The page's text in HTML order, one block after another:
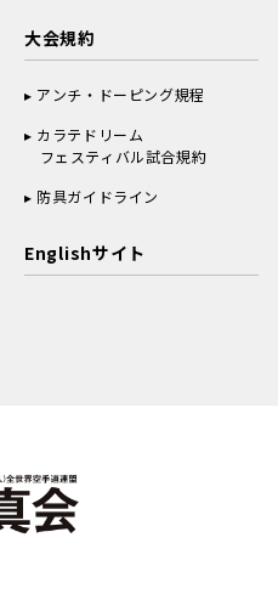
大会規約
アンチ・ドーピング規程
カラテドリーム
フェスティバル試合規約
防具ガイドライン
Englishサイト